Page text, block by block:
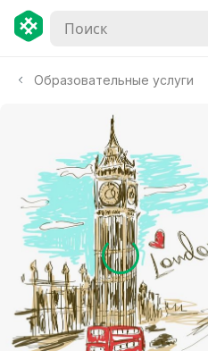
Образовательные услуги